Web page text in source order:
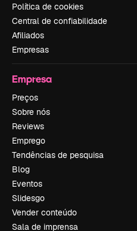
Política de cookies
Central de confiabilidade
Afiliados
Empresas
Empresa
Preços
Sobre nós
Reviews
Emprego
Tendências de pesquisa
Blog
Eventos
Slidesgo
Vender conteúdo
Sala de imprensa